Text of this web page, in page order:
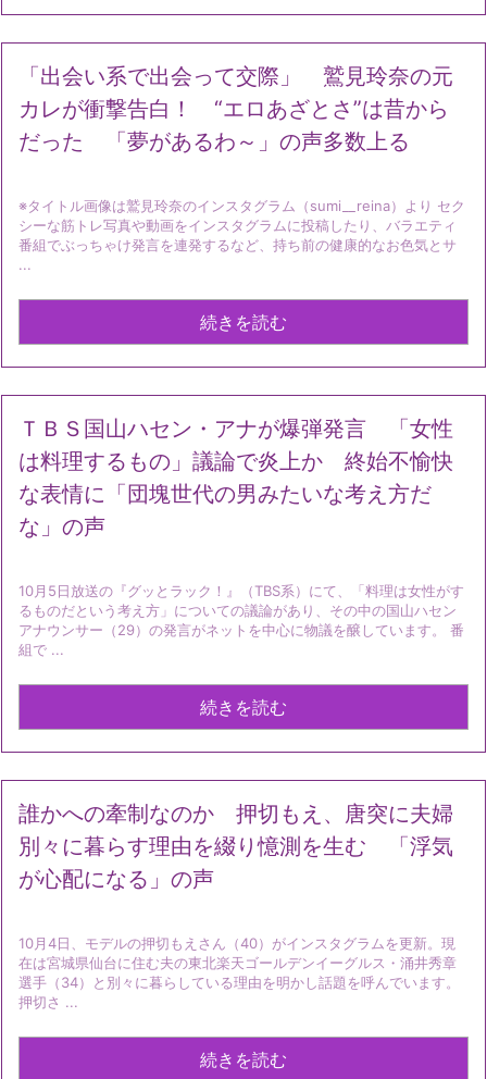
「出会い系で出会って交際」 鷲見玲奈の元
カレが衝撃告白！ “エロあざとさ”は昔から
だった 「夢があるわ～」の声多数上る
※タイトル画像は鷲見玲奈のインスタグラム（sumi__reina）より セク
シーな筋トレ写真や動画をインスタグラムに投稿したり、バラエティ
番組でぶっちゃけ発言を連発するなど、持ち前の健康的なお色気とサ
...
続きを読む
ＴＢＳ国山ハセン・アナが爆弾発言 「女性
は料理するもの」議論で炎上か 終始不愉快
な表情に「団塊世代の男みたいな考え方だ
な」の声
10月5日放送の『グッとラック！』（TBS系）にて、「料理は女性がす
るものだという考え方」についての議論があり、その中の国山ハセン
アナウンサー（29）の発言がネットを中心に物議を醸しています。 番
組で ...
続きを読む
誰かへの牽制なのか 押切もえ、唐突に夫婦
別々に暮らす理由を綴り憶測を生む 「浮気
が心配になる」の声
10月4日、モデルの押切もえさん（40）がインスタグラムを更新。現
在は宮城県仙台に住む夫の東北楽天ゴールデンイーグルス・涌井秀章
選手（34）と別々に暮らしている理由を明かし話題を呼んでいます。
押切さ ...
続きを読む